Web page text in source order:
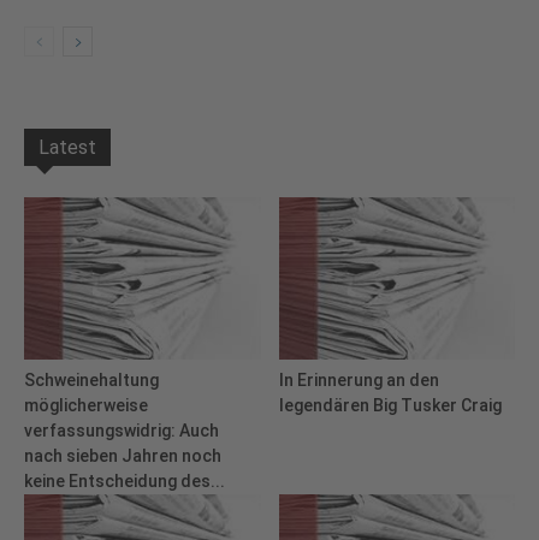
Latest
Schweinehaltung
möglicherweise
verfassungswidrig: Auch
nach sieben Jahren noch
keine Entscheidung des...
In Erinnerung an den
legendären Big Tusker Craig